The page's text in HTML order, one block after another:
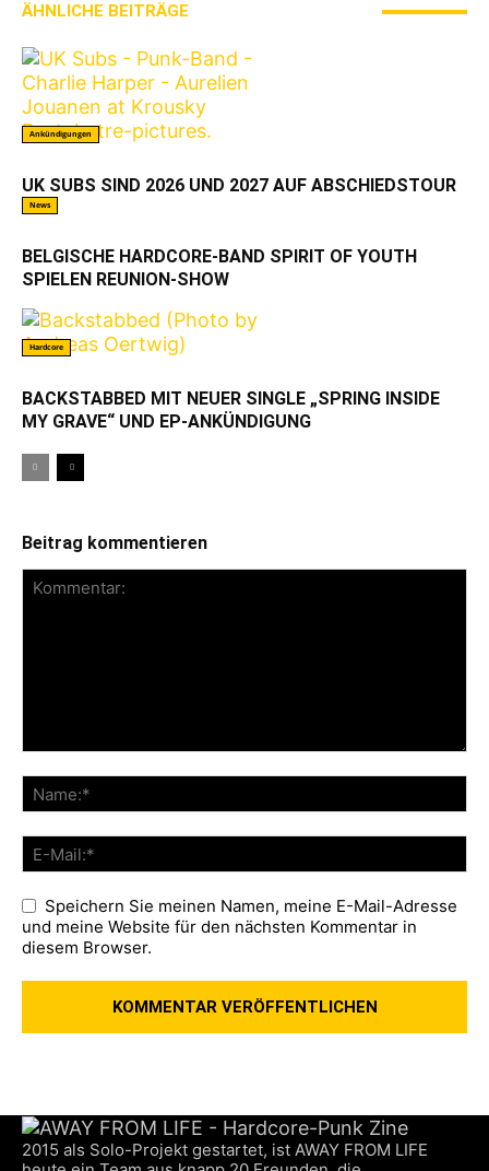
ÄHNLICHE BEITRÄGE
Ankündigungen
UK SUBS SIND 2026 UND 2027 AUF ABSCHIEDSTOUR
News
BELGISCHE HARDCORE-BAND SPIRIT OF YOUTH
SPIELEN REUNION-SHOW
Hardcore
BACKSTABBED MIT NEUER SINGLE „SPRING INSIDE
MY GRAVE“ UND EP-ANKÜNDIGUNG
Beitrag kommentieren
Speichern Sie meinen Namen, meine E-Mail-Adresse
und meine Website für den nächsten Kommentar in
diesem Browser.
2015 als Solo-Projekt gestartet, ist AWAY FROM LIFE